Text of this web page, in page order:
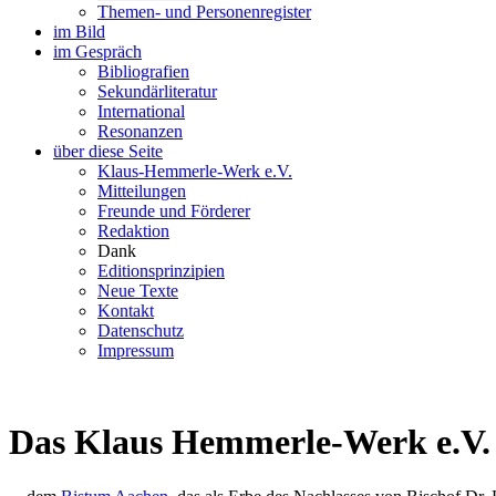
Themen- und Personenregister
im Bild
im Gespräch
Bibliografien
Sekundärliteratur
International
Resonanzen
über diese Seite
Klaus-Hemmerle-Werk e.V.
Mitteilungen
Freunde und Förderer
Redaktion
Dank
Editionsprinzipien
Neue Texte
Kontakt
Datenschutz
Impressum
Das Klaus Hemmerle-Werk